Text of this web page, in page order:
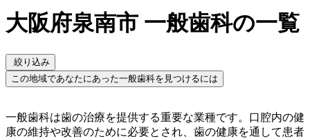
大阪府泉南市 一般歯科の一覧
絞り込み
この地域であなたにあった一般歯科を見つけるには
一般歯科は歯の治療を提供する重要な業種です。口腔内の健
康の維持や改善のために必要とされ、歯の健康を通して患者